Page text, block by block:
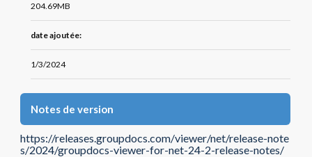
204.69MB
date ajoutée:
1/3/2024
Notes de version
https://releases.groupdocs.com/viewer/net/release-note
s/2024/groupdocs-viewer-for-net-24-2-release-notes/